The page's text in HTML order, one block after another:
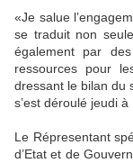
«Je salue
se traduit non
également par
ressources pour
dressant le bilan du
s’est déroulé jeudi à
Le Répresentant
d’Etat et de